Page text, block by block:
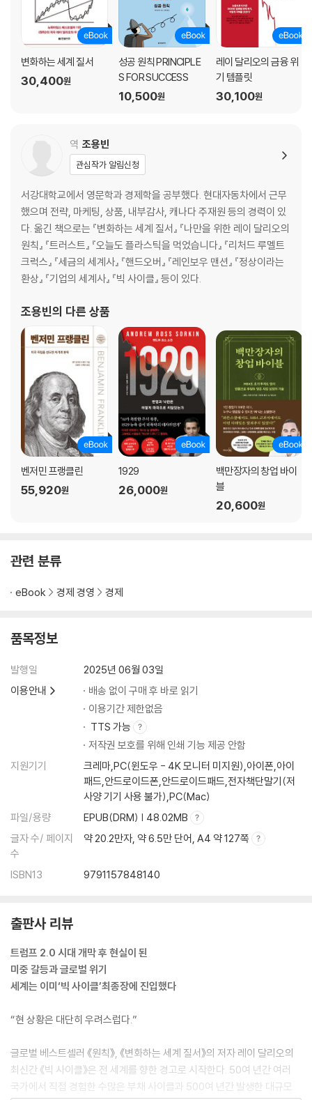
17장 내 지표들의 의미
18장 나의 3% 3단계 해결책
저자 소개
변화하는 세계 질서
30,400원
성공 원칙 PRINCIPLE
S FOR SUCCESS
10,500원
레이 달리오의 금융 위
기 템플릿
30,100원
역 조용빈
관심작가 알림신청
서강대학교에서 영문학과 경제학을 공부했다. 현대자동차에서 근무
했으며 전략, 마케팅, 상품, 내부감사, 캐나다 주재원 등의 경력이 있
다. 옮긴 책으로는 『변화하는 세계 질서』 『나만을 위한 레이 달리오의
원칙』 『트러스트』 『오늘도 플라스틱을 먹었습니다』 『리처드 루멜트
크럭스』 『세금의 세계사』 『핸드오버』 『레인보우 맨션』 『정상이라는
환상』 『기업의 세계사』 『빅 사이클』 등이 있다.
조용빈의 다른 상품
벤저민 프랭클린
55,920원
1929
26,000원
백만장자의 창업 바이
블
20,600원
관련 분류
eBook 경제 경영 경제
품목정보
발행일
2025년 06월 03일
이용안내
배송 없이 구매 후 바로 읽기
이용기간 제한없음
TTS 가능
저작권 보호를 위해 인쇄 기능 제공 안함
지원기기
크레마,PC(윈도우 - 4K 모니터 미지원),아이폰,아이
패드,안드로이드폰,안드로이드패드,전자책단말기(저
사양 기기 사용 불가),PC(Mac)
파일/용량
EPUB(DRM) | 48.02MB
글자 수/ 페이지
수
약 20.2만자, 약 6.5만 단어, A4 약 127쪽
ISBN13 9791157848140
출판사 리뷰
트럼프 2.0 시대 개막 후 현실이 된
미중 갈등과 글로벌 위기
세계는 이미‘빅 사이클’최종장에 진입했다
“현 상황은 대단히 우려스럽다.”
글로벌 베스트셀러 《원칙》, 《변화하는 세계 질서》의 저자 레이 달리오의
최신간 《빅 사이클》은 전 세계를 향한 경고로 시작한다. 50여 년간 여러
국가에서 직접 경험한 수많은 부채 사이클과 500여 년간 발생한 대규모